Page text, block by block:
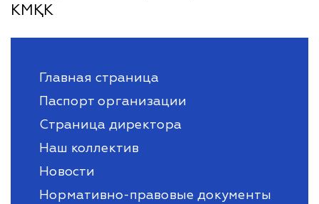
КМҚК
Главная страница
Паспорт организации
Страница директора
Наш коллектив
Новости
Нормативно-правовые документы